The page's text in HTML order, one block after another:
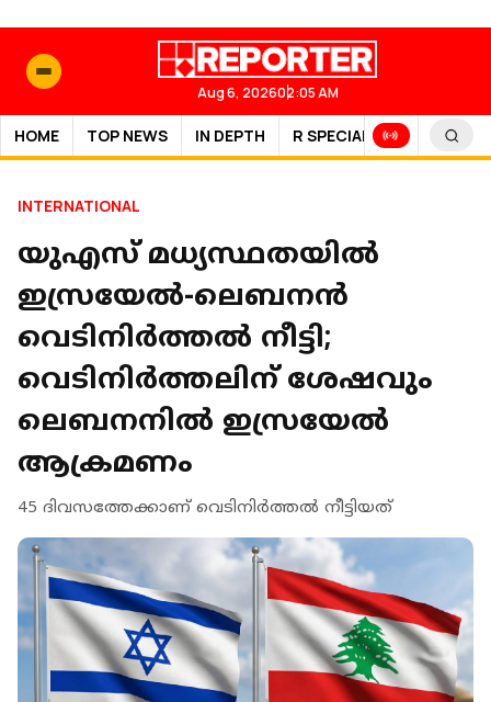
Aug 6, 202602:05 AM
HOME TOP NEWS IN DEPTH R SPECIAL SPORTS
INTERNATIONAL
യുഎസ് മധ്യസ്ഥതയിൽ
ഇസ്രയേൽ-ലെബനൻ
വെടിനിർത്തൽ നീട്ടി;
വെടിനിർത്തലിന് ശേഷവും
ലെബനനിൽ ഇസ്രയേൽ
ആക്രമണം
45 ദിവസത്തേക്കാണ് വെടിനിർത്തൽ നീട്ടിയത്